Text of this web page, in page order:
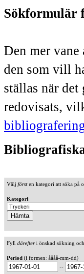
Sökformulär
Den mer
den som vill
ställas när
redovisats,
Välj försten kategori att söka på
Kategori
Fyll därefteri önskad sökning
Period (i formen: åååå-mm-dd)
--